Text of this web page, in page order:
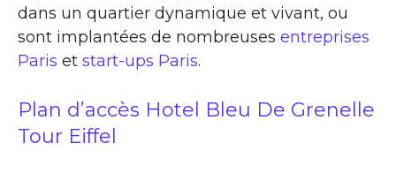
dans un quartier dynamique et vivant, ou
sont implantées de nombreuses entreprises
Paris et start-ups Paris.
Plan d’accès Hotel Bleu De Grenelle
Tour Eiffel